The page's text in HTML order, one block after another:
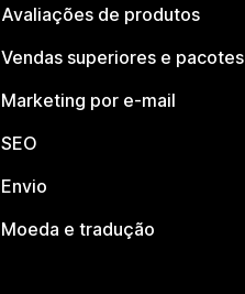
Avaliações de produtos
Vendas superiores e pacotes
Marketing por e-mail
SEO
Envio
Moeda e tradução